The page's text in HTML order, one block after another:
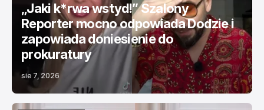
„Jaki k*rwa wstyd!” Szalony
Reporter mocno odpowiada Dodzie i
zapowiada doniesienie do
prokuratury
sie 7, 2026